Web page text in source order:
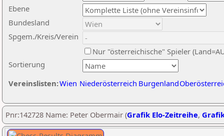
Ebene
Sortierung
Bundesland
Spgem./Kreis/Verein
Nur "österreichische" Spieler
Vereinslisten:Wien Niederösterreich Burgenland
Pnr:142728 Name: Peter Obermair (Grafik Elo-Zeitreihe,